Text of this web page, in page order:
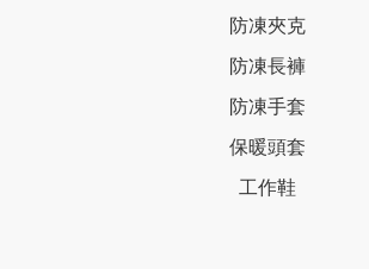
防凍夾克
防凍長褲
防凍手套
保暖頭套
工作鞋